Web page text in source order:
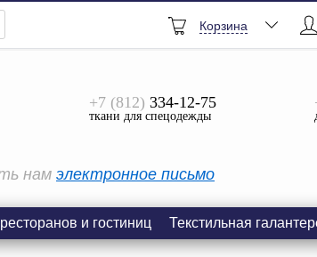
Все
Корзина
+7 (812) 334-12-75
ткани для спецодежды
нам электронное письмо
и гостиниц Текстильная